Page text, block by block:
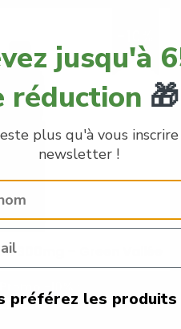
300mg – Green Vallée
jusqu'à
réduction 🎁
plus qu'à vous
newsletter !
préférez les produits